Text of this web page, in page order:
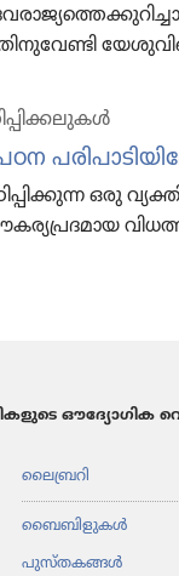
ഒരു
ഔദ്യോഗിക
ലൈബ്രറി
ബൈബിളുകൾ
പുസ്‌ത​കങ്ങൾ